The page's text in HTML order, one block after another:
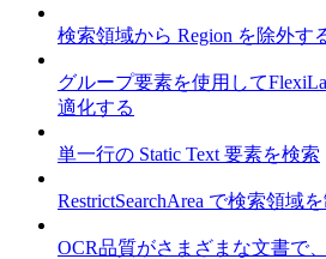
検索領域から Region を除外す
グループ要素を使用して
適化する
単一行の Static Text 要素を検索
RestrictSearchArea で検索領域
OCR品質がさまざまな文書で